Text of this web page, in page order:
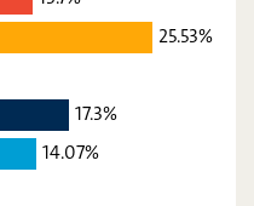
25.53%
17.3%
14.07%